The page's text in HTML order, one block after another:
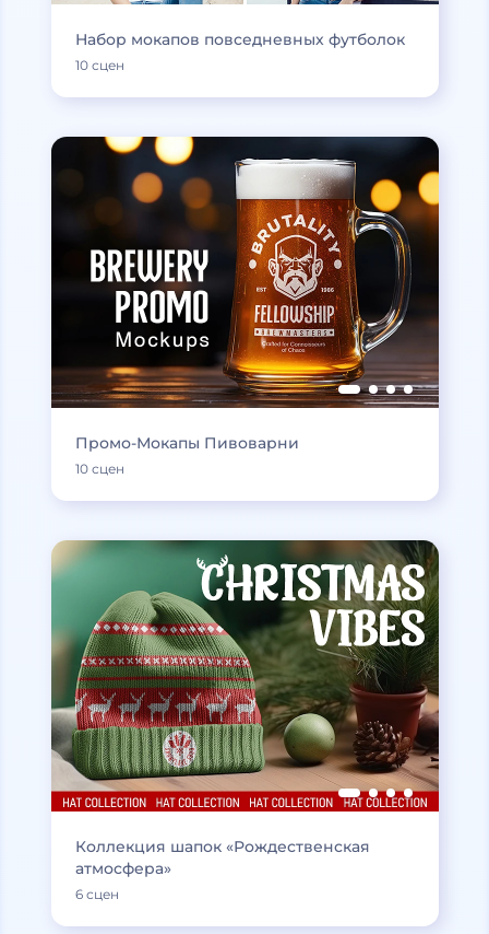
Набор мокапов повседневных футболок
10 сцен
Промо-Мокапы Пивоварни
10 сцен
Коллекция шапок «Рождественская
атмосфера»
6 сцен